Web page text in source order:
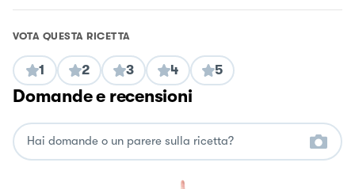
VOTA QUESTA RICETTA
1 2 3 4 5
Domande e recensioni